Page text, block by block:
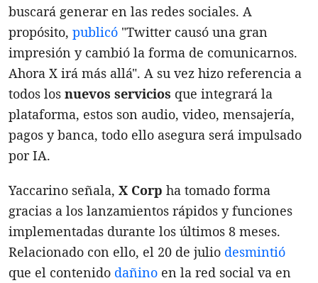
buscará generar en las redes sociales. A
propósito, publicó "Twitter causó una gran
impresión y cambió la forma de comunicarnos.
Ahora X irá más allá". A su vez hizo referencia a
todos los nuevos servicios que integrará la
plataforma, estos son audio, video, mensajería,
pagos y banca, todo ello asegura será impulsado
por IA.
Yaccarino señala, X Corp ha tomado forma
gracias a los lanzamientos rápidos y funciones
implementadas durante los últimos 8 meses.
Relacionado con ello, el 20 de julio desmintió
que el contenido dañino en la red social va en